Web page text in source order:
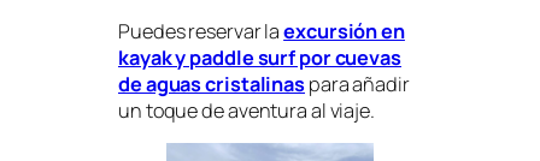
Puedes reservar laexcursión en
kayak y paddle surf por cuevas
de aguas cristalinaspara añadir
un toque de aventura al viaje.